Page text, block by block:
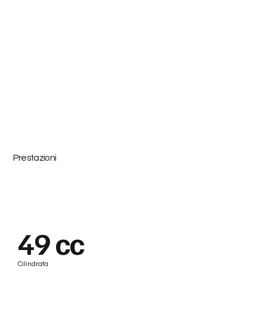
Prestazioni
49 cc
Cilindrata